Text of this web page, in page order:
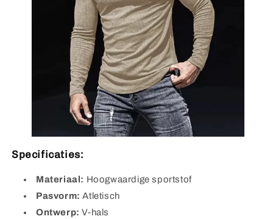
Specificaties:
Materiaal: Hoogwaardige sportstof
Pasvorm: Atletisch
Ontwerp: V-hals